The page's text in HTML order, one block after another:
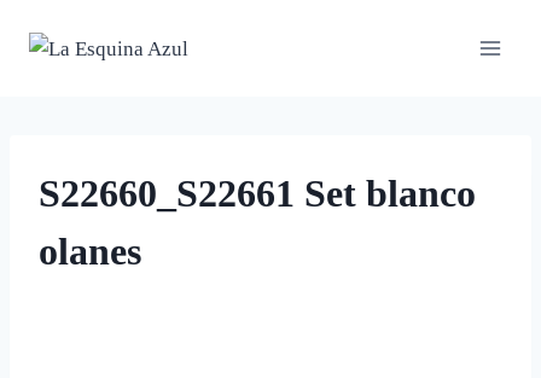
S22660_S22661 Set blanco
olanes